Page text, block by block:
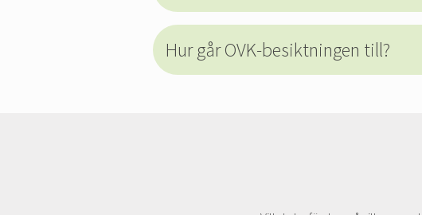
Hur går OVK-besiktningen till?